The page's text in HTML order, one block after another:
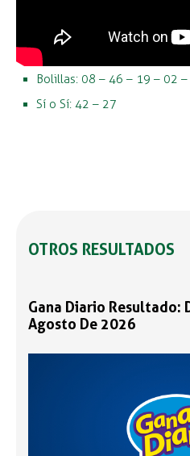
Bolillas: 08 – 46 – 19 – 02
Sí o Sí: 42 – 27
OTROS RESULTADOS
Gana Diario Resultado:
Agosto De 2026